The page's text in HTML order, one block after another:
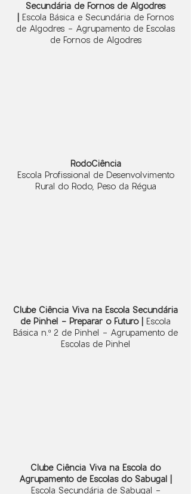
Secundária de Fornos de Algodres
Escola Básica e Secundária de Fornos
de Algodres - Agrupamento de Escolas
de Fornos de Algodres
RodoCiência
Escola Profissional de Desenvolvimento
Rural do Rodo, Peso da Régua
Clube Ciência Viva na Escola Secundária
de Pinhel - Preparar o Futuro | Escola
Básica n.º 2 de Pinhel - Agrupamento de
Escolas de Pinhel
Clube Ciência Viva na Escola do
Agrupamento de Escolas do Sabugal |
Escola Secundária de Sabugal -